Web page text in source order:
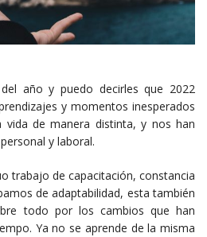
año y puedo decirles que 2022
y momentos inesperados
de manera distinta, y nos han
y laboral.
trabajo de capacitación, constancia
de adaptabilidad, esta también
todo por los cambios que han
Ya no se aprende de la misma